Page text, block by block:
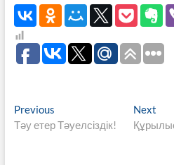
Навигация
по
PreviousPrevious
post:
Тәу етер Тәуелсіздік!
Next